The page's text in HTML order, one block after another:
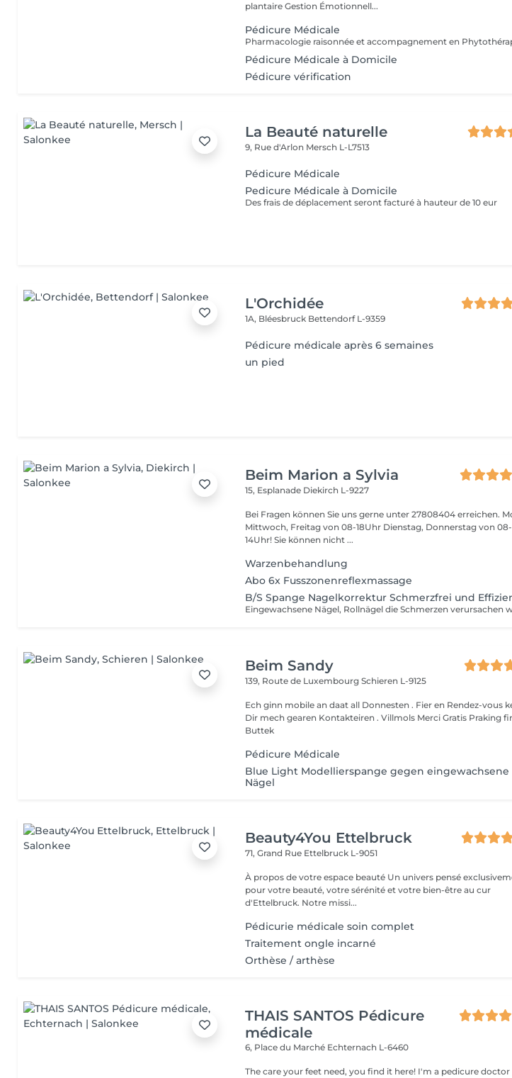
plantaire Gestion Émotionnell...
Pédicure Médicale
Pédicure Médicale à Domicile
Pédicure vérification
La Beauté naturelle
9, Rue d'Arlon Mersch L-L7513
Pédicure Médicale
Pedicure Médicale à Domicile
Des frais de déplacement seront facturé à hauteur de 10 eur
L'Orchidée
1A, Bléesbruck Bettendorf L-9359
Pédicure médicale après 6 semaines
un pied
Beim Marion a Sylvia
15, Esplanade Diekirch L-9227
Bei Fragen können Sie uns gerne unter 27808404 erreichen.
Mittwoch, Freitag von 08-18Uhr Dienstag, Donnerstag von 08-
14Uhr! Sie können nicht ...
Warzenbehandlung
Abo 6x Fusszonenreflexmassage
B/S Spange Nagelkorrektur Schmerzfrei und
Beim Sandy
139, Route de LuxembourgSchieren L-9125
Ech ginn mobile an daat all Donnesten . Fier en Rendez-vous
Dir mech gearen Kontakteiren . Villmols Merci Gratis Praking firum
Buttek
Pédicure Médicale
Blue Light Modellierspange gegen eingewachsene
Nägel
Beauty4You Ettelbruck
71, Grand Rue Ettelbruck L-9051
À propos de votre espace beauté Un univers pensé exclusivement
pour votre beauté, votre sérénité et votre bien-être au cur
d'Ettelbruck. Notre missi...
Pédicurie médicale soin complet
Traitement ongle incarné
Orthèse / arthèse
THAIS SANTOS Pédicure
médicale
6, Place du Marché Echternach L-6460
The care your feet need, you find it here! I'm a pedicure doctor